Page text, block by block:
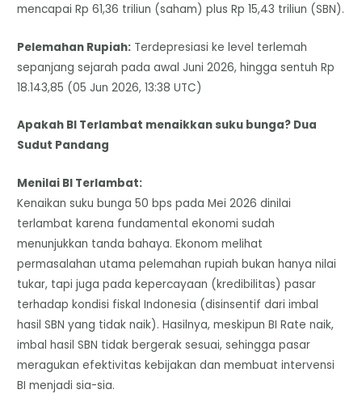
mencapai Rp 61,36 triliun (saham) plus Rp 15,43 triliun (SBN).
Pelemahan Rupiah: Terdepresiasi ke level terlemah
sepanjang sejarah pada awal Juni 2026, hingga sentuh Rp
18.143,85 (05 Jun 2026, 13:38 UTC)
Apakah BI Terlambat menaikkan suku bunga? Dua
Sudut Pandang
Menilai BI Terlambat:
Kenaikan suku bunga 50 bps pada Mei 2026 dinilai
terlambat karena fundamental ekonomi sudah
menunjukkan tanda bahaya. Ekonom melihat
permasalahan utama pelemahan rupiah bukan hanya nilai
tukar, tapi juga pada kepercayaan (kredibilitas) pasar
terhadap kondisi fiskal Indonesia (disinsentif dari imbal
hasil SBN yang tidak naik). Hasilnya, meskipun BI Rate naik,
imbal hasil SBN tidak bergerak sesuai, sehingga pasar
meragukan efektivitas kebijakan dan membuat intervensi
BI menjadi sia-sia.